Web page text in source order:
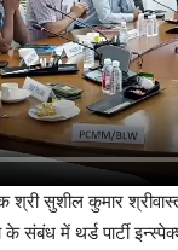
श्री सुशील कुमार
के संबंध में थर्ड पार्टी